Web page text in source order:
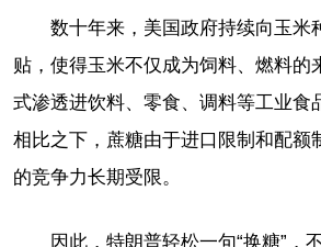
数十年来，美国政府持续向玉米
贴，使得玉米不仅成为饲料、燃料的
式渗透进饮料、零食、调料等工业食
相比之下，蔗糖由于进口限制和配额
的竞争力长期受限。
因此，特朗普轻松一句“换糖”，